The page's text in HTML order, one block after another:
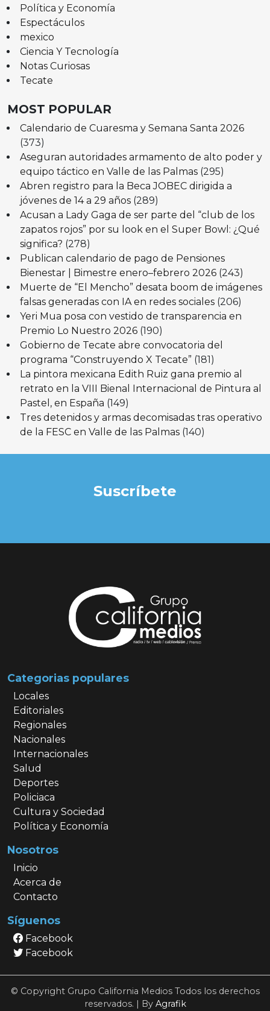
Política y Economía
Espectáculos
mexico
Ciencia Y Tecnología
Notas Curiosas
Tecate
MOST POPULAR
Calendario de Cuaresma y Semana Santa 2026
(373)
Aseguran autoridades armamento de alto poder y
equipo táctico en Valle de las Palmas (295)
Abren registro para la Beca JOBEC dirigida a
jóvenes de 14 a 29 años (289)
Acusan a Lady Gaga de ser parte del “club de los
zapatos rojos” por su look en el Super Bowl: ¿Qué
significa? (278)
Publican calendario de pago de Pensiones
Bienestar | Bimestre enero–febrero 2026 (243)
Muerte de “El Mencho” desata boom de imágenes
falsas generadas con IA en redes sociales (206)
Yeri Mua posa con vestido de transparencia en
Premio Lo Nuestro 2026 (190)
Gobierno de Tecate abre convocatoria del
programa “Construyendo X Tecate” (181)
La pintora mexicana Edith Ruiz gana premio al
retrato en la VIII Bienal Internacional de Pintura al
Pastel, en España (149)
Tres detenidos y armas decomisadas tras operativo
de la FESC en Valle de las Palmas (140)
Suscríbete
Categorias populares
Locales
Editoriales
Regionales
Nacionales
Internacionales
Salud
Deportes
Policiaca
Cultura y Sociedad
Política y Economía
Nosotros
Inicio
Acerca de
Contacto
Síguenos
Facebook
Facebook
© Copyright Grupo California Medios Todos los derechos
reservados. | By Agrafik